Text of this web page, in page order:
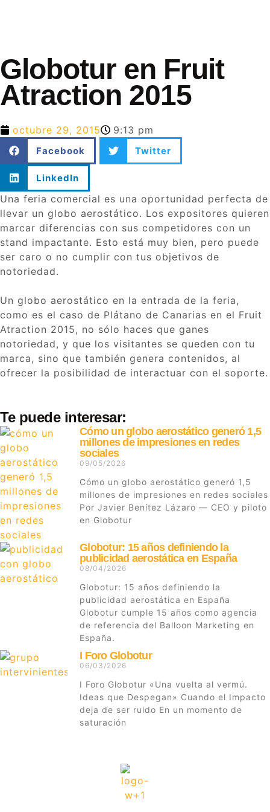
Globotur en Fruit
Atraction 2015
octubre 29, 2015 9:13 pm
Facebook Twitter
LinkedIn
Una feria comercial es una oportunidad perfecta de
llevar un globo aerostático. Los expositores quieren
marcar diferencias con sus competidores con un
stand impactante. Esto está muy bien, pero puede
ser caro o no cumplir con tus objetivos de
notoriedad.
Un globo aerostático en la entrada de la feria,
como es el caso de Plátano de Canarias en el Fruit
Atraction 2015, no sólo haces que ganes
notoriedad, y que los visitantes se queden con tu
marca, sino que también genera contenidos, al
ofrecer la posibilidad de interactuar con el soporte.
Te puede interesar:
Cómo un globo aerostático generó 1,5
millones de impresiones en redes
sociales
09/05/2026
Cómo un globo aerostático generó 1,5
millones de impresiones en redes sociales
Por Javier Benítez Lázaro — CEO y piloto
en Globotur
Globotur: 15 años definiendo la
publicidad aerostática en España
08/04/2026
Globotur: 15 años definiendo la
publicidad aerostática en España
Globotur cumple 15 años como agencia
de referencia del Balloon Marketing en
España.
I Foro Globotur
06/03/2026
I Foro Globotur «Una vuelta al vermú.
Ideas que Despegan» Cuando el Impacto
deja de ser ruido En un momento de
saturación